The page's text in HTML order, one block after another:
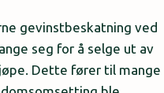
gevinstbeskatning ved
seg for å selge ut av
Dette fører til mange